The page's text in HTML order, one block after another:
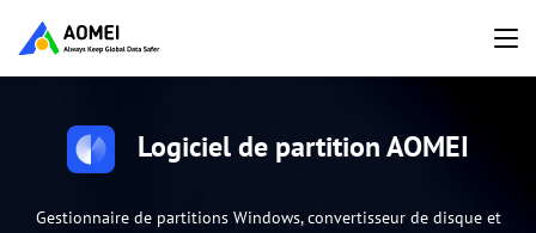
Logiciel de partition AOMEI
Gestionnaire de partitions Windows, convertisseur de disque et